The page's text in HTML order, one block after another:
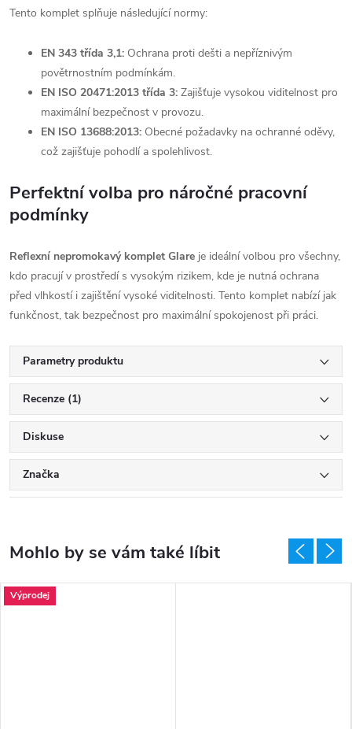
Tento komplet splňuje následující normy:
EN 343 třída 3,1: Ochrana proti dešti a nepříznivým
povětrnostním podmínkám.
EN ISO 20471:2013 třída 3: Zajišťuje vysokou viditelnost pro
maximální bezpečnost v provozu.
EN ISO 13688:2013: Obecné požadavky na ochranné oděvy,
což zajišťuje pohodlí a spolehlivost.
Perfektní volba pro náročné pracovní
podmínky
Reflexní nepromokavý komplet Glare je ideální volbou pro všechny,
kdo pracují v prostředí s vysokým rizikem, kde je nutná ochrana
před vlhkostí i zajištění vysoké viditelnosti. Tento komplet nabízí jak
funkčnost, tak bezpečnost pro maximální spokojenost při práci.
Parametry produktu
Recenze (1)
Diskuse
Značka
Výprodej